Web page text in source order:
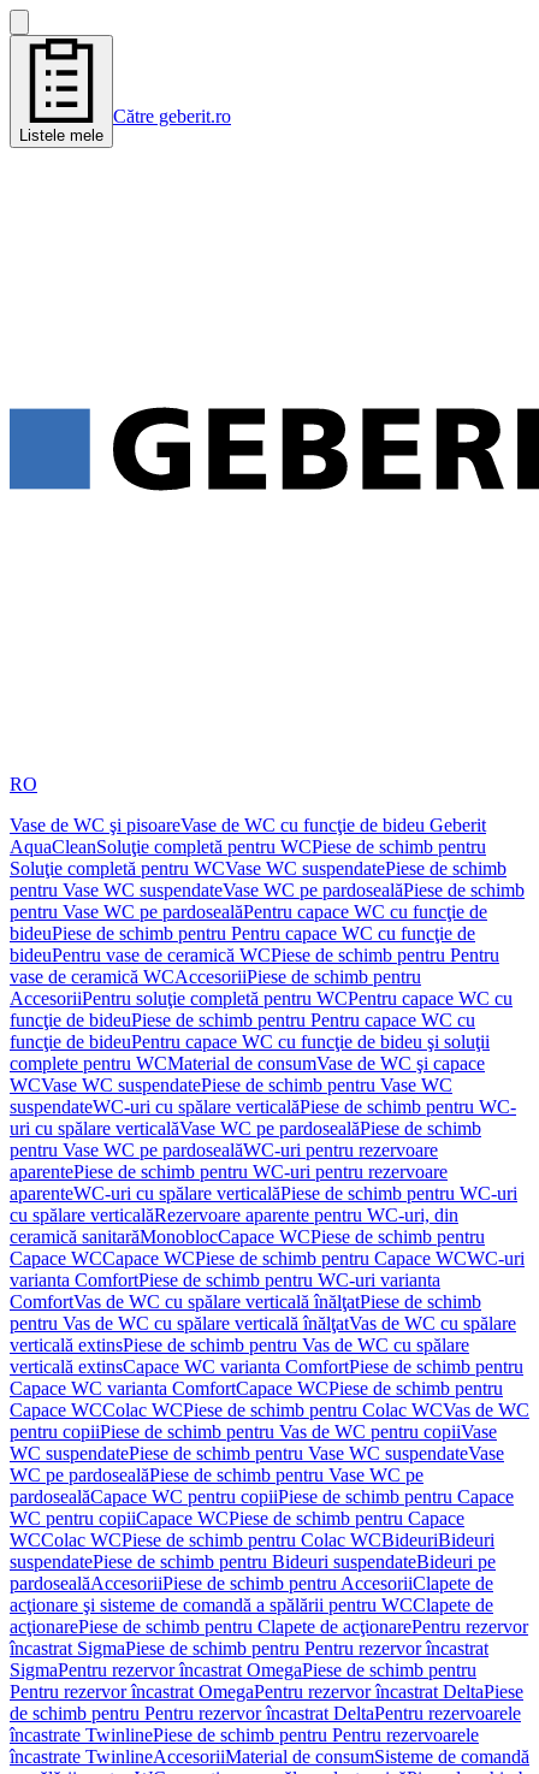
Listele mele
Către geberit.ro
RO
Vase de WC şi pisoareVase de WC cu funcţie de bideu Geberit
AquaCleanSoluţie completă pentru WCPiese de schimb pentru
Soluţie completă pentru WCVase WC suspendatePiese de schimb
pentru Vase WC suspendateVase WC pe pardosealăPiese de schimb
pentru Vase WC pe pardosealăPentru capace WC cu funcţie de
bideuPiese de schimb pentru Pentru capace WC cu funcţie de
bideuPentru vase de ceramică WCPiese de schimb pentru Pentru
vase de ceramică WCAccesoriiPiese de schimb pentru
AccesoriiPentru soluţie completă pentru WCPentru capace WC cu
funcţie de bideuPiese de schimb pentru Pentru capace WC cu
funcţie de bideuPentru capace WC cu funcţie de bideu şi soluţii
complete pentru WCMaterial de consumVase de WC şi capace
WCVase WC suspendatePiese de schimb pentru Vase WC
suspendateWC-uri cu spălare verticalăPiese de schimb pentru WC-
uri cu spălare verticalăVase WC pe pardosealăPiese de schimb
pentru Vase WC pe pardosealăWC-uri pentru rezervoare
aparentePiese de schimb pentru WC-uri pentru rezervoare
aparenteWC-uri cu spălare verticalăPiese de schimb pentru WC-uri
cu spălare verticalăRezervoare aparente pentru WC-uri, din
ceramică sanitarăMonoblocCapace WCPiese de schimb pentru
Capace WCCapace WCPiese de schimb pentru Capace WCWC-uri
varianta ComfortPiese de schimb pentru WC-uri varianta
ComfortVas de WC cu spălare verticală înălţatPiese de schimb
pentru Vas de WC cu spălare verticală înălţatVas de WC cu spălare
verticală extinsPiese de schimb pentru Vas de WC cu spălare
verticală extinsCapace WC varianta ComfortPiese de schimb pentru
Capace WC varianta ComfortCapace WCPiese de schimb pentru
Capace WCColac WCPiese de schimb pentru Colac WCVas de WC
pentru copiiPiese de schimb pentru Vas de WC pentru copiiVase
WC suspendatePiese de schimb pentru Vase WC suspendateVase
WC pe pardosealăPiese de schimb pentru Vase WC pe
pardosealăCapace WC pentru copiiPiese de schimb pentru Capace
WC pentru copiiCapace WCPiese de schimb pentru Capace
WCColac WCPiese de schimb pentru Colac WCBideuriBideuri
suspendatePiese de schimb pentru Bideuri suspendateBideuri pe
pardosealăAccesoriiPiese de schimb pentru AccesoriiClapete de
acţionare şi sisteme de comandă a spălării pentru WCClapete de
acţionarePiese de schimb pentru Clapete de acţionarePentru rezervor
încastrat SigmaPiese de schimb pentru Pentru rezervor încastrat
SigmaPentru rezervor încastrat OmegaPiese de schimb pentru
Pentru rezervor încastrat OmegaPentru rezervor încastrat DeltaPiese
de schimb pentru Pentru rezervor încastrat DeltaPentru rezervoarele
încastrate TwinlinePiese de schimb pentru Pentru rezervoarele
încastrate TwinlineAccesoriiMaterial de consumSisteme de comandă